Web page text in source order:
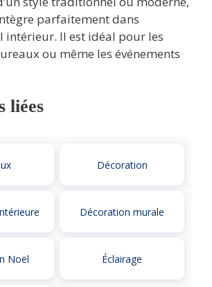
parfaitement dans
intérieur. Il est idéal pour les
ou même les événements
liées
Décoration
Décoration murale
Noël Éclairage